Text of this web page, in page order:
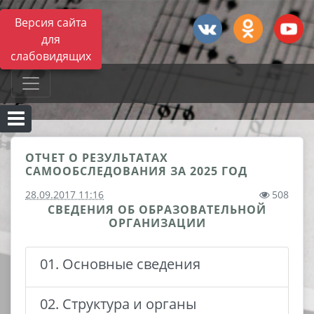
Версия сайта
для
слабовидящих
ОТЧЕТ О РЕЗУЛЬТАТАХ
САМООБСЛЕДОВАНИЯ ЗА 2025 ГОД
28.09.2017 11:16 508
СВЕДЕНИЯ ОБ ОБРАЗОВАТЕЛЬНОЙ
ОРГАНИЗАЦИИ
01. Основные сведения
02. Структура и органы